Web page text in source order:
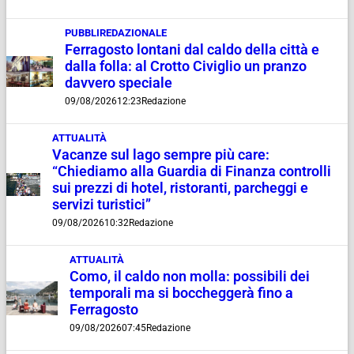
PUBBLIREDAZIONALE
Ferragosto lontani dal caldo della città e
dalla folla: al Crotto Civiglio un pranzo
davvero speciale
09/08/202612:23 Redazione
ATTUALITÀ
Vacanze sul lago sempre più care:
“Chiediamo alla Guardia di Finanza controlli
sui prezzi di hotel, ristoranti, parcheggi e
servizi turistici”
09/08/202610:32Redazione
ATTUALITÀ
Como, il caldo non molla: possibili dei
temporali ma si boccheggerà fino a
Ferragosto
09/08/202607:45Redazione